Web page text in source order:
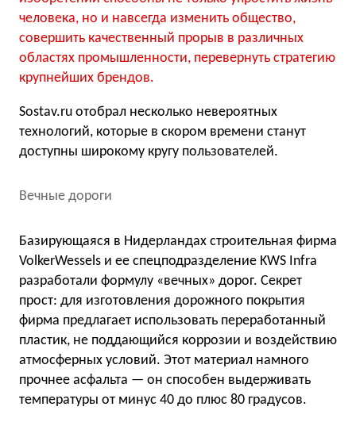
человека, но и навсегда изменить общество,
совершить качественный прорыв в различных
областях промышленности, перевернуть стратегию
крупнейших брендов.
Sostav.ru отобрал несколько невероятных
технологий, которые в скором времени станут
доступны широкому кругу пользователей.
Вечные дороги
Базирующаяся в Нидерландах строительная фирма
VolkerWessels и ее спецподразделение KWS Infra
разработали формулу «вечных» дорог. Секрет
прост: для изготовления дорожного покрытия
фирма предлагает использовать переработанный
пластик, не поддающийся коррозии и воздействию
атмосферных условий. Этот материал намного
прочнее асфальта — он способен выдерживать
температуры от минус 40 до плюс 80 градусов.